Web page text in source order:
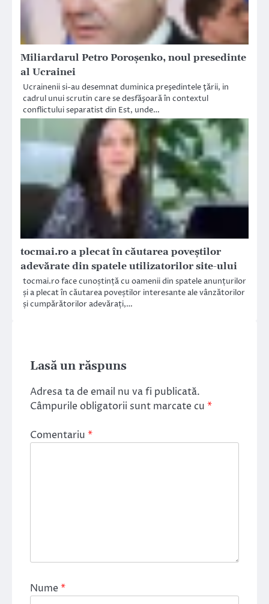
Miliardarul Petro Poroşenko, noul presedinte
al Ucrainei
Ucrainenii si-au desemnat duminica preşedintele ţării, in
cadrul unui scrutin care se desfăşoară în contextul
conflictului separatist din Est, unde…
tocmai.ro a plecat în căutarea poveștilor
adevărate din spatele utilizatorilor site-ului
tocmai.ro face cunoștință cu oamenii din spatele anunțurilor
și a plecat în căutarea poveștilor interesante ale vânzătorilor
și cumpărătorilor adevărați,…
Lasă un răspuns
Adresa ta de email nu va fi publicată.
Câmpurile obligatorii sunt marcate cu *
Comentariu *
Nume*